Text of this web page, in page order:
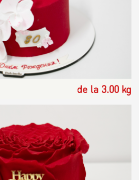
de la 3.00 kg